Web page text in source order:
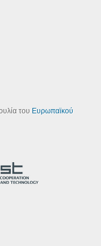
του Ευρωπαϊκού